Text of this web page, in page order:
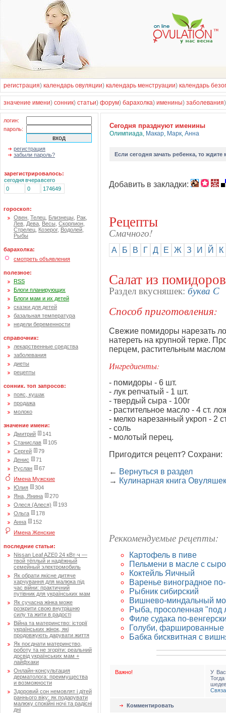
регистрация) календарь овуляции) календарь менструации) календарь
значение имени) сонник) статьи) форум) барахолка) именины) заболевания
логин:
пароль:
регистрация
забыли пароль?
зарегистрировалось:
сегоднявчеравсего
0
0 174649
гороскоп:
Овен Телец Близнецы Рак
Лев Дева Весы Скорпион
Стрелец Козерог, Водолей
Рыбы
барахолка:
смотреть объявления
полезное:
RSS
Блоги планирующих
Блоги мам и их детей
сказки для детей
базальная температура
недели беременности
справочник:
лекарственные средства
заболевания
диеты
рецепты
сонник. топ запросов:
пояс, кушак
продажа
молоко
значение имени:
Дмитрий
141
Станислав
105
Сергей
79
Денис
71
Руслан
67
Имена Мужские
Юлия
304
Яна, Янина
270
Олеся (Алеся)
193
Ольга
178
Анна
152
Имена Женские
последние статьи:
Nissan Leaf AZE0 24 кВт·ч —
твой тёплый и надёжный
семейный электромобиль
Як обрати якісне дитяче
харчування для малюка під
час війни: практичний
путівник для українських мам
Як сучасна жінка може
розкрити свою внутрішню
силу та жити в радості
Війна та материнство: історії
українських жінок, які
продовжують дарувати життя
Як поєднати материнство,
роботу та не згоріти: реальний
досвід українських мам +
лайфхаки
Онлайн-консультация
дерматолога: преимущества
и возможности
Здоровий сон немовлят і дітей
раннього віку: як подарувати
малюку спокійні ночі та радісні
дні
Cегодня празднуют именины
Олимпиада, Макар, Марк, Анна
Если сегодня зачать ребенка, то
Добавить в закладки:
Рецепты
Смачного!
А Б В Г Д Е Ж З И Й К
Салат из
Раздел вкусняшек: буква С
Способ приготовления:
Свежие помидоры нарезать
натереть на крупной терке.
перцем, растительным
Ингредиенты:
- помидоры - 6 шт.
- лук репчатый - 1 шт.
- твердый сыра - 100г
- растительное масло - 4 ст.
- мелко нарезанный укроп - 2
- соль
- молотый перец.
Пригодится рецепт? Сохрани:
← Вернуться в раздел
→ Кулинарная книга Овуляшек
Реккомендуемые рецепты:
Картофель в пиве
Пельмени в масле с
Коктейль Яичный
Варенье виноградное по-
Рыбник сибирский
Вишнево-миндальный
Рыба, просоленная "под
Филе судака по-
Голуби, фаршированные
Бабка бисквитная с
Важно!
У Вас
Комментировать